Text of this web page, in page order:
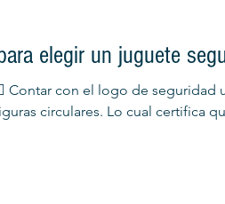
elegir un juguete
 Contar con el logo de seguridad
circulares. Lo cual certifica